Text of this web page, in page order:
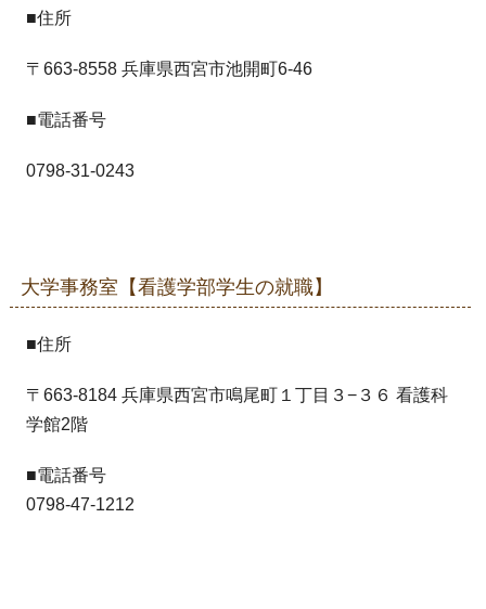
■住所
〒663-8558 兵庫県西宮市池開町6-46
■電話番号
0798-31-0243
大学事務室【看護学部学生の就職】
■住所
〒663-8184 兵庫県西宮市鳴尾町１丁目３−３６ 看護科
学館2階
■電話番号
0798-47-1212